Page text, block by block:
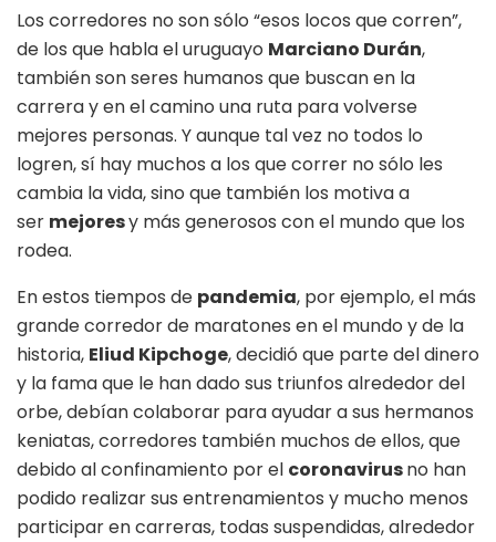
Los corredores no son sólo “esos locos que corren”,
de los que habla el uruguayo Marciano Durán,
también son seres humanos que buscan en la
carrera y en el camino una ruta para volverse
mejores personas. Y aunque tal vez no todos lo
logren, sí hay muchos a los que correr no sólo les
cambia la vida, sino que también los motiva a
ser mejoresy más generosos con el mundo que los
rodea.
En estos tiempos de pandemia, por ejemplo, el más
grande corredor de maratones en el mundo y de la
historia, Eliud Kipchoge, decidió que parte del dinero
y la fama que le han dado sus triunfos alrededor del
orbe, debían colaborar para ayudar a sus hermanos
keniatas, corredores también muchos de ellos, que
debido al confinamiento por el coronavirusno han
podido realizar sus entrenamientos y mucho menos
participar en carreras, todas suspendidas, alrededor